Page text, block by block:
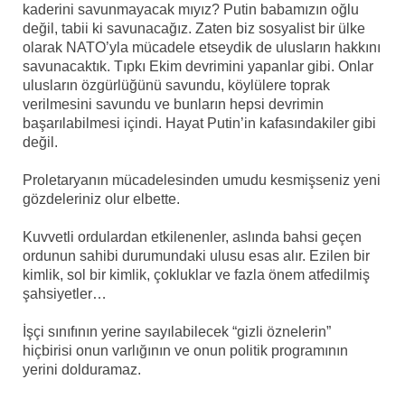
kaderini savunmayacak mıyız? Putin babamızın oğlu
değil, tabii ki savunacağız. Zaten biz sosyalist bir ülke
olarak NATO’yla mücadele etseydik de ulusların hakkını
savunacaktık. Tıpkı Ekim devrimini yapanlar gibi. Onlar
ulusların özgürlüğünü savundu, köylülere toprak
verilmesini savundu ve bunların hepsi devrimin
başarılabilmesi içindi. Hayat Putin’in kafasındakiler gibi
değil.
Proletaryanın mücadelesinden umudu kesmişseniz yeni
gözdeleriniz olur elbette.
Kuvvetli ordulardan etkilenenler, aslında bahsi geçen
ordunun sahibi durumundaki ulusu esas alır. Ezilen bir
kimlik, sol bir kimlik, çokluklar ve fazla önem atfedilmiş
şahsiyetler…
İşçi sınıfının yerine sayılabilecek “gizli öznelerin”
hiçbirisi onun varlığının ve onun politik programının
yerini dolduramaz.